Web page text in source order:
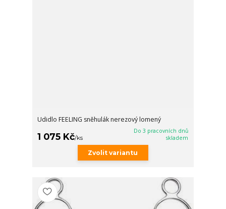
Udidlo FEELING sněhulák nerezový lomený
1 075 Kč/ks
Do 3 pracovních dnů
skladem
Zvolit variantu